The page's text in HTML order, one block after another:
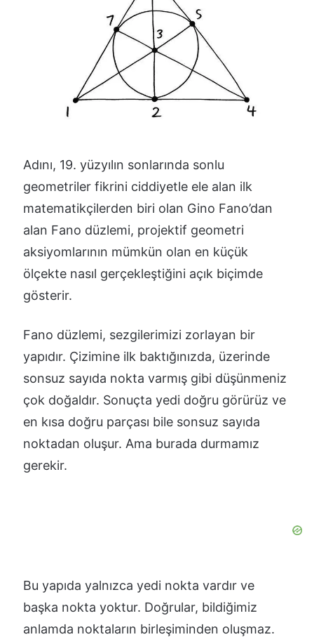
Adını, 19. yüzyılın sonlarında sonlu
geometriler fikrini ciddiyetle ele alan ilk
matematikçilerden biri olan Gino Fano’dan
alan Fano düzlemi, projektif geometri
aksiyomlarının mümkün olan en küçük
ölçekte nasıl gerçekleştiğini açık biçimde
gösterir.
Fano düzlemi, sezgilerimizi zorlayan bir
yapıdır. Çizimine ilk baktığınızda, üzerinde
sonsuz sayıda nokta varmış gibi düşünmeniz
çok doğaldır. Sonuçta yedi doğru görürüz ve
en kısa doğru parçası bile sonsuz sayıda
noktadan oluşur. Ama burada durmamız
gerekir.
Bu yapıda yalnızca yedi nokta vardır ve
başka nokta yoktur. Doğrular, bildiğimiz
anlamda noktaların birleşiminden oluşmaz.